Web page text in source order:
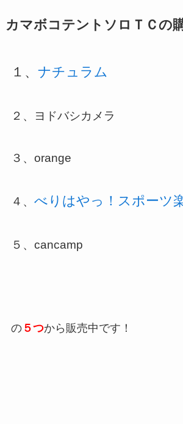
カマボコテントソロＴＣの
１、 ナチュラム
２、ヨドバシカメラ
３、orange
４、 べりはやっ！スポーツ
５、cancamp
の５つから販売中です！